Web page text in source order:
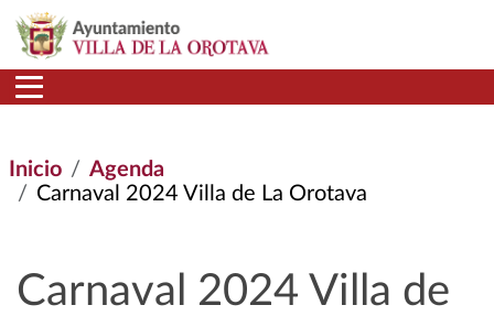
Pasar al contenido principal
Inicio
Agenda
Carnaval 2024 Villa de La Orotava
Carnaval 2024 Villa de